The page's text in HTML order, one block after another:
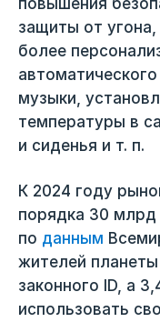
защиты от
более
музыки,
температуры в
и сиденья и т. п.
К 2024 году
порядка 30 млрд
по данным
жителей
законного ID, а
использовать